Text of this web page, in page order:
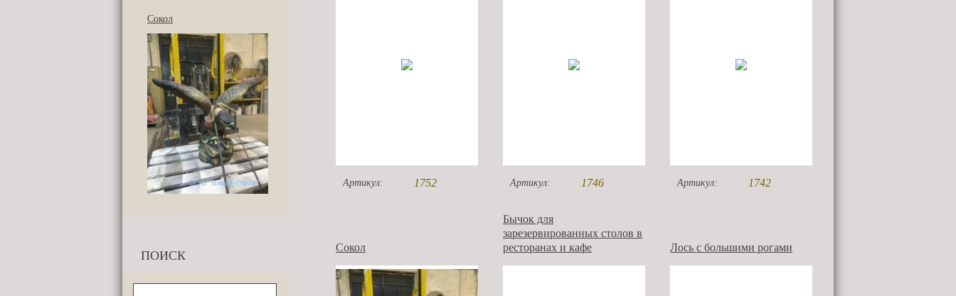
Сокол
ПОИСК
Артикул: 1752 Артикул: 1746 Артикул: 1742
Сокол
Бычок для
зарезервированных столов в
ресторанах и кафе
Лось с большими рогами